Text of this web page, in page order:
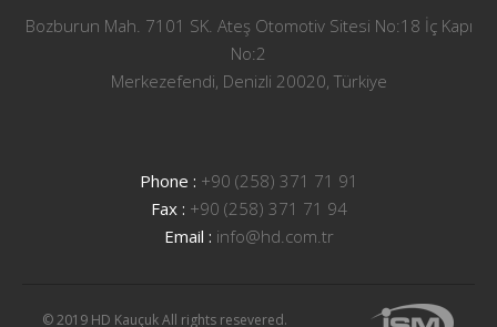
Bozburun Mah. 7101 SK. Ateş Otomotiv Sitesi No:18 İç Kapı
No:2
Merkezefendi, Denizli 20020, Türkiye
Phone : +90 (258) 371 71 91
Fax : +90 (258) 371 71 94
Email : info@hd.com.tr
© 2019 HD Kauçuk All rights resevered.